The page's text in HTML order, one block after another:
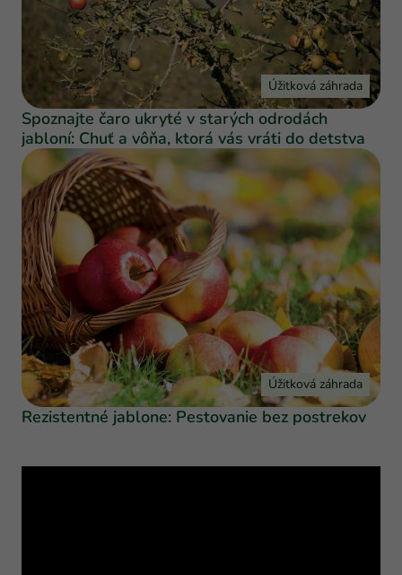
Úžitková záhrada
Spoznajte čaro ukryté v starých odrodách
jabloní: Chuť a vôňa, ktorá vás vráti do detstva
Úžitková záhrada
Rezistentné jablone: Pestovanie bez postrekov